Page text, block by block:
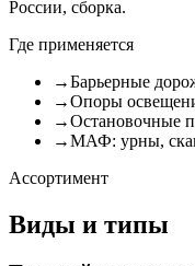
России, сборка.
Где применяется
→Барьерные
→Опоры
→Остановочные
→МАФ: урны,
Ассортимент
Виды и типы